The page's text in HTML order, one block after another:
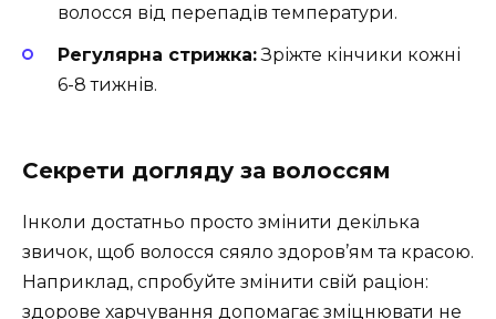
волосся від перепадів температури.
Регулярна стрижка:Зріжте кінчики кожні
6-8 тижнів.
Секрети догляду за волоссям
Інколи достатньо просто змінити декілька
звичок, щоб волосся сяяло здоров’ям та красою.
Наприклад, спробуйте змінити свій раціон:
здорове харчування допомагає зміцнювати не